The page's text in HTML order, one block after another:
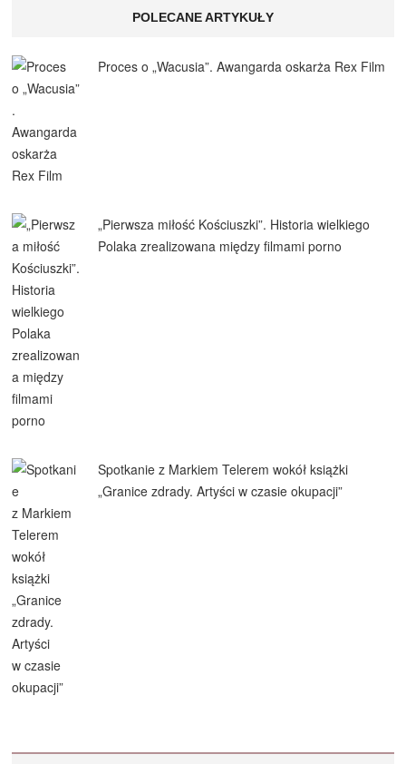
POLECANE ARTYKUŁY
Proces o „Wacusia”. Awangarda oskarża Rex Film
„Pierwsza miłość Kościuszki”. Historia wielkiego
Polaka zrealizowana między filmami porno
Spotkanie z Markiem Telerem wokół książki
„Granice zdrady. Artyści w czasie okupacji”